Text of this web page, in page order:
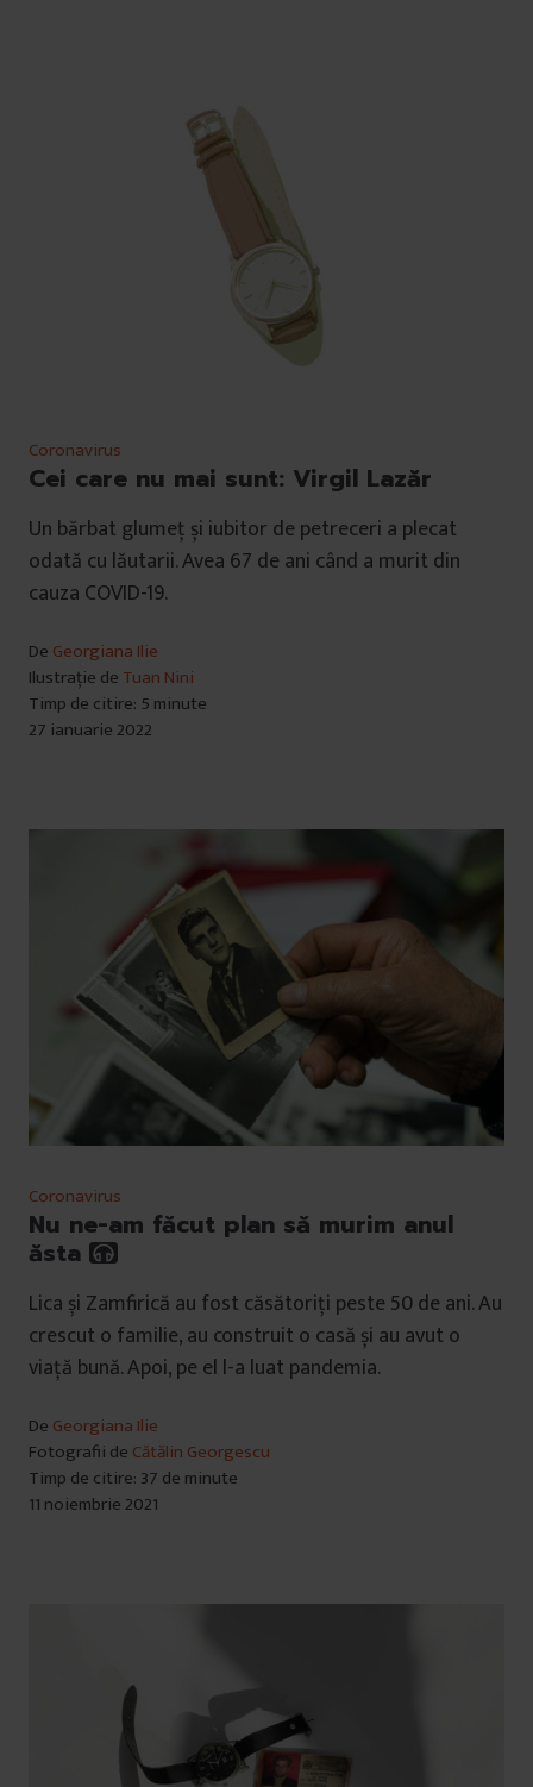
Coronavirus
Cei care nu mai sunt: Virgil Lazăr
Un bărbat glumeț și iubitor de petreceri a plecat
odată cu lăutarii. Avea 67 de ani când a murit din
cauza COVID-19.
De Georgiana Ilie
Ilustrație de Tuan Nini
Timp de citire: 5 minute
27 ianuarie 2022
Coronavirus
Nu ne-am făcut plan să murim anul
ăsta
Lica și Zamfirică au fost căsătoriți peste 50 de ani. Au
crescut o familie, au construit o casă și au avut o
viață bună. Apoi, pe el l-a luat pandemia.
De Georgiana Ilie
Fotografii de Cătălin Georgescu
Timp de citire: 37 de minute
11 noiembrie 2021